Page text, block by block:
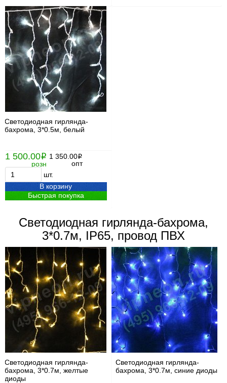
Светодиодная гирлянда-
бахрома, 3*0.5м, белый
1 500.00i
розн
1 350.00i
опт
шт.
В корзину
Быстрая покупка
Светодиодная гирлянда-бахрома,
3*0.7м, IP65, провод ПВХ
Светодиодная гирлянда-
бахрома, 3*0.7м, желтые
диоды
Светодиодная гирлянда-
бахрома, 3*0.7м, синие диоды